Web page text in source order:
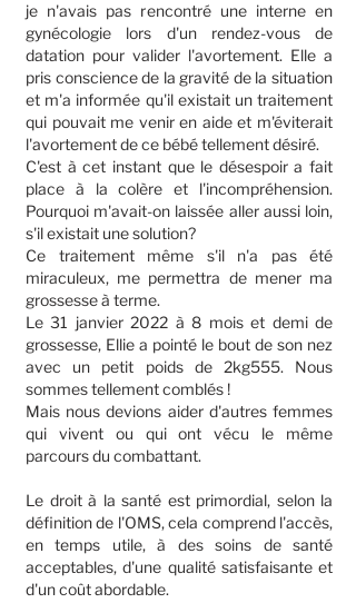
je n'avais pas rencontré une interne en
gynécologie lors d'un rendez-vous de
datation pour valider l'avortement. Elle a
pris conscience de la gravité de la situation
et m'a informée qu'il existait un traitement
qui pouvait me venir en aide et m'éviterait
l'avortement de ce bébé tellement désiré.
C'est à cet instant que le désespoir a fait
place à la colère et l'incompréhension.
Pourquoi m'avait-on laissée aller aussi loin,
s'il existait une solution?
Ce traitement même s'il n'a pas été
miraculeux, me permettra de mener ma
grossesse à terme.
Le 31 janvier 2022 à 8 mois et demi de
grossesse, Ellie a pointé le bout de son nez
avec un petit poids de 2kg555. Nous
sommes tellement comblés !
Mais nous devions aider d'autres femmes
qui vivent ou qui ont vécu le même
parcours du combattant.
Le droit à la santé est primordial, selon la
définition de l'OMS, cela comprend l'accès,
en temps utile, à des soins de santé
acceptables, d'une qualité satisfaisante et
d'un coût abordable.